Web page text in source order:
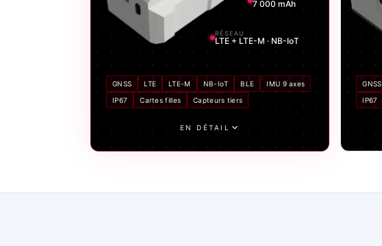
7 000 mAh
RÉSEAU
LTE + LTE-M · NB-IoT
GNSS LTE LTE-M NB-IoT BLE
IMU 9 axes
IP67
Cartes filles Capteurs tiers
EN DÉTAIL
GNSS
IP67